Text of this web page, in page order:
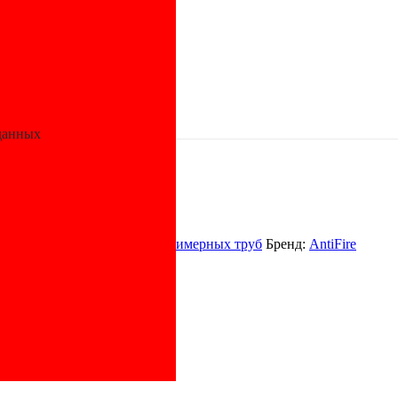
Фитинги для полимерных труб Бренд: AntiFire